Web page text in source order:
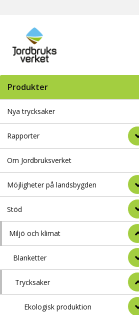
Produkter
Nya trycksaker
Rapporter
Om Jordbruksverket
Möjligheter på landsbygden
Stöd
Miljö och klimat
Blanketter
Trycksaker
Ekologisk produktion